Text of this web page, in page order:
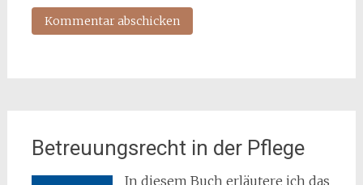
Betreuungsrecht in der Pflege
In diesem Buch erläutere ich das